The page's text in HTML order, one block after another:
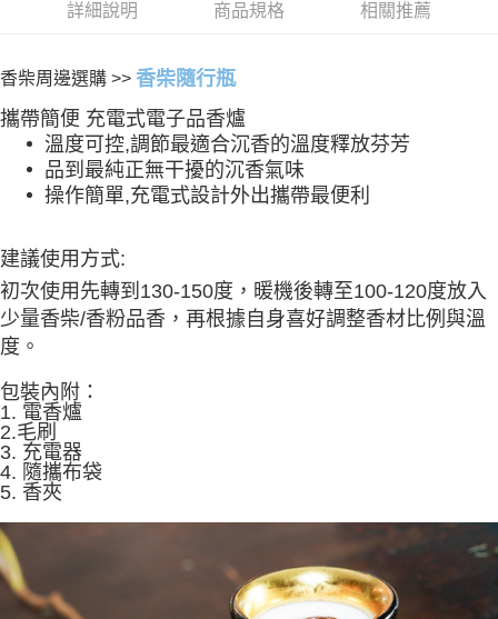
１．簡單：不需註冊會員、不需綁卡、不需儲值。
【「AFTEE先享後付」結帳流程】
１．於結帳方式選擇「AFTEE先享後付」後，將跳轉至「AFTEE先享後付」
結帳頁面，進行簡訊認證並確認金額後，即可完成結帳。
２．訂單成立數日內，您將收到繳費通知簡訊。
３．收到繳費通知簡訊後14天內，點擊此簡訊中的連結，可透過四大超商／
ATM／網路銀行／等多元方式進行付款，方視為交易完成。
後付繳納相關費用。
※ 交易是否成功請以「AFTEE先享後付 」之結帳頁面顯示為準，若有關於
是否繳費成功／繳費後需取消欲退款等相關疑問，請聯繫「AFTEE先享後付
客戶支援中心」https://netprotections.freshdesk.com/support/home
【注意事項】
易，需依本服務之必要範圍內提供個人資料，並將交易相關給付款項請求債
權轉讓予恩沛科技股份有限公司。
２．關於個人資料處理事宜，請瀏覽以下網址：
https://aftee.tw/terms/#terms3
３．未成年的使用者請事先徵得法定代理人或監護人之同意方可使用
「AFTEE先享後付」，若未經同意申辦者引起之損失，本公司不負相關責
４．使用「AFTEE先享後付」時，將依據個別帳號之用戶狀況，依本公司即
時審查核予不同之上限額度；若仍有額度不足之情形，本公司將視審查結果
５．嚴禁一人註冊多個帳號或使用他人資訊註冊。若發現惡意使用之情形，
恩沛科技股份有限公司將有權停止該用戶之使用額度並採取法律行動。
貨到付款
每筆NT$60，滿NT$1,500(含以上)免運費
付款後全家取貨
每筆NT$60，滿NT$1,500(含以上)免運費
每筆NT$60，滿NT$1,500(含以上)免運費
付款後7-11取貨
每筆NT$60，滿NT$1,500(含以上)免運費
宅配
每筆NT$100，滿NT$1,500(含以上)免運費
離島-黑貓宅配
每筆NT$360
付款後門市自取
免運費
貨到付款
詳細說明 商品規格 相關推薦
香柴周邊選購 >> 香柴隨行瓶
攜帶簡便 充電式電子品香爐
溫度可控,調節最適合沉香的溫度釋放芬芳
品到最純正無干擾的沉香氣味
操作簡單,充電式設計外出攜帶最便利
建議使用方式:
初次使用先轉到130-150度，暖機後轉至100-120度放入
少量香柴/香粉品香，再根據自身喜好調整香材比例與溫
度。
包裝內附：
1. 電香爐
2.毛刷
3. 充電器
4. 隨攜布袋
5. 香夾